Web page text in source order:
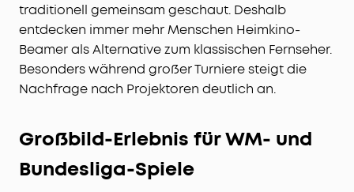
traditionell gemeinsam geschaut. Deshalb
entdecken immer mehr Menschen Heimkino-
Beamer als Alternative zum klassischen Fernseher.
Besonders während großer Turniere steigt die
Nachfrage nach Projektoren deutlich an.
Großbild-Erlebnis für WM- und
Bundesliga-Spiele